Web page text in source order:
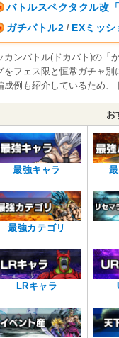
バトルスペクタクル改
ガチバトル2 / EXミッシ
カンバトル(ドカバト)の「
をフェス限と恒常ガチャ
成例も紹介しているため、
お
最強キャラ
最強カテゴリ
LRキャラ